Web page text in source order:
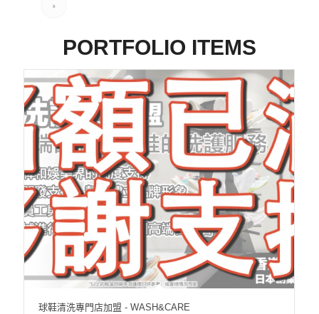
»
PORTFOLIO ITEMS
球鞋清洗專門店加盟 - WASH&CARE